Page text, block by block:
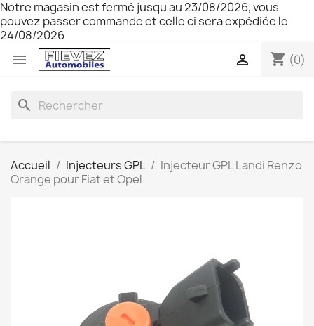
Notre magasin est fermé jusqu au 23/08/2026, vous
pouvez passer commande et celle ci sera expédiée le
24/08/2026
 shopping_cart (0)

search
Accueil Injecteurs GPL
Injecteur GPL Landi Renzo
Orange pour Fiat et Opel